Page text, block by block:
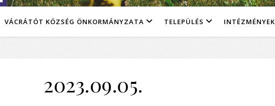
VÁCRÁTÓT KÖZSÉG ÖNKORMÁNYZATA TELEPÜLÉS INTÉZMÉNYEK
2023.09.05.